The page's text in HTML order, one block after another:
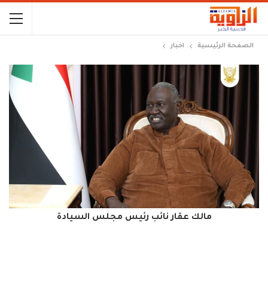
الصفحة الرئيسية اخبار
مالك عقار نائب رئيس مجلس السيادة